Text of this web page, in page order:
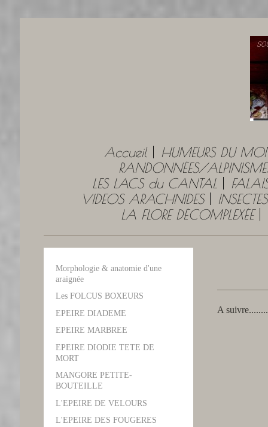
Accueil
HUMEURS DU
RANDONNÉES/
LES LACS du CANTAL
VIDEOS ARACHNIDES
INSECTES
LA FLORE DÉCOMPLEXÉE
A
Morphologie & anatomie d'une
araignée
Les FOLCUS BOXEURS
EPEIRE DIADEME
EPEIRE MARBREE
EPEIRE DIODIE TETE DE
MORT
MANGORE PETITE-
BOUTEILLE
L'EPEIRE DE VELOURS
L'EPEIRE DES FOUGERES